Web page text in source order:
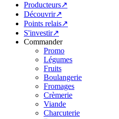
Producteurs↗
Découvrir↗
Points relais↗
S'investir↗
Commander
Promo
Légumes
Fruits
Boulangerie
Fromages
Crèmerie
Viande
Charcuterie